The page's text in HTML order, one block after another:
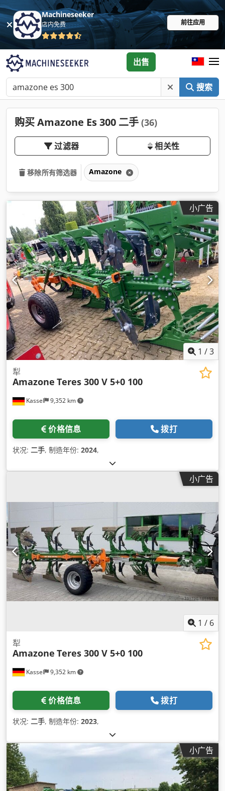
Machineseeker
店内免费 前往应用
搜索
出售
购买 Amazone Es 300 二手 (36)
过滤器 相关性
移除所有筛选器 Amazone
小广告
1 /3
Kassel 9,352 km
犁
Amazone Teres 300 V 5+0 100
价格信息 拨打
状况: 二手, 制造年份: 2024,
小广告
1 / 6
Kassel 9,352 km
犁
Amazone Teres 300 V 5+0 100
价格信息 拨打
状况: 二手, 制造年份: 2023,
小广告